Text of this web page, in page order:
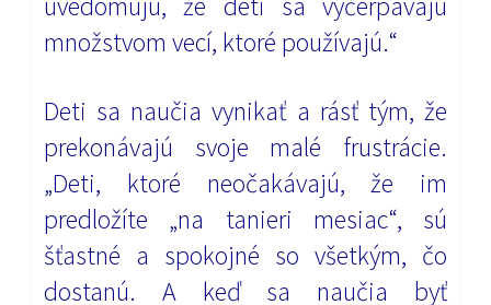
množstvom vecí, ktoré používajú.“
Deti sa naučia vynikať a rásť tým, že
prekonávajú svoje malé frustrácie.
„Deti, ktoré neočakávajú, že im
predložíte „na tanieri mesiac“, sú
šťastné a spokojné so všetkým, čo
dostanú. A keď sa naučia byť